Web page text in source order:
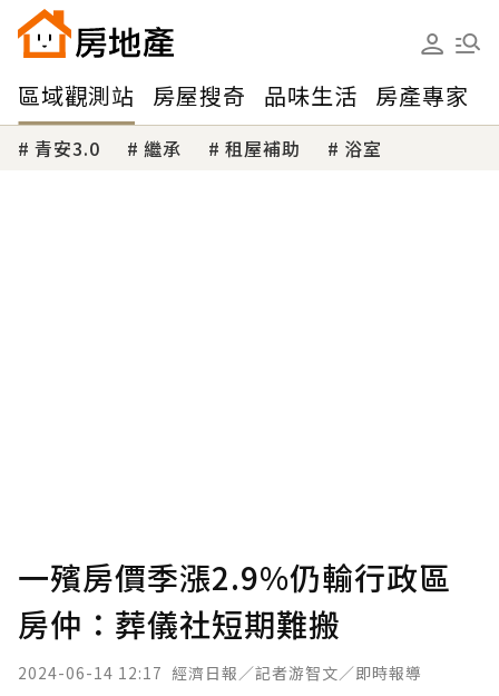
區域觀測站 房屋搜奇 品味生活 房產專家
青安3.0 繼承 租屋補助 浴室
一殯房價季漲2.9%仍輸行政區
房仲：葬儀社短期難搬
2024-06-14 12:17 經濟日報／記者游智文／即時報導